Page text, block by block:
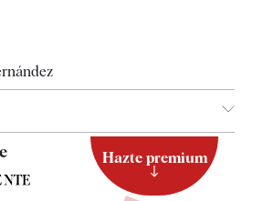
Hazte premium